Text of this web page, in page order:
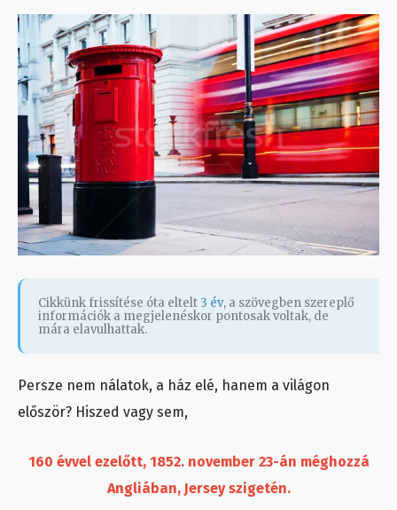
Cikkünk frissítése óta eltelt 3 év, a szövegben szereplő
információk a megjelenéskor pontosak voltak, de
mára elavulhattak.
Persze nem nálatok, a ház elé, hanem a világon
először? Hiszed vagy sem,
160 évvel ezelőtt, 1852. november 23-án méghozzá
Angliában, Jersey szigetén.